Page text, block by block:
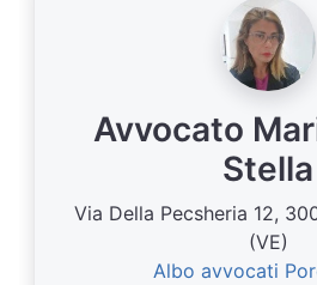
Avvocato
Stella
Via Della Pecsheria 12,
(VE)
Albo avvocati